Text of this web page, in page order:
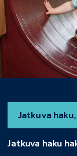
Jatkuva
Jatkuva haku